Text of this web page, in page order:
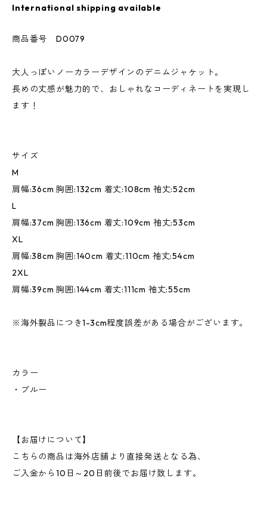
International shipping available
商品番号 D0079
大人っぽいノーカラーデザインのデニムジャケット。
長めの丈感が魅力的で、おしゃれなコーディネートを実現し
ます！
サイズ
M
肩幅:36cm 胸囲:132cm 着丈:108cm 袖丈:52cm
L
肩幅:37cm 胸囲:136cm 着丈:109cm 袖丈:53cm
XL
肩幅:38cm 胸囲:140cm 着丈:110cm 袖丈:54cm
2XL
肩幅:39cm 胸囲:144cm 着丈:111cm 袖丈:55cm
※海外製品につき1-3cm程度誤差がある場合がございます。
カラー
・ブルー
【お届けについて】
こちらの商品は海外店舗より直接発送となる為、
ご入金から10日～20日前後でお届け致します。